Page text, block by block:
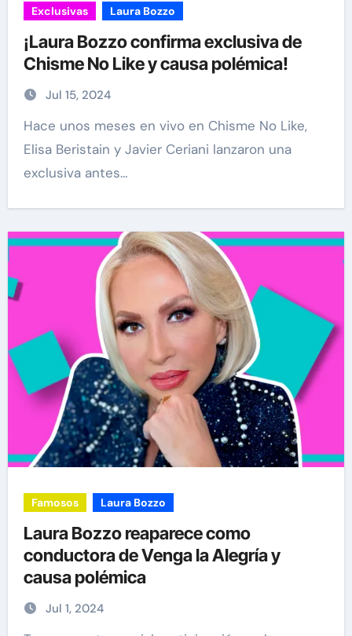
Exclusivas Laura Bozzo
¡Laura Bozzo confirma exclusiva de
Chisme No Like y causa polémica!
Jul 15, 2024
Hace unos meses en vivo en Chisme No Like,
Elisa Beristain y Javier Ceriani lanzaron una
exclusiva antes…
Famosos Laura Bozzo
Laura Bozzo reaparece como
conductora de Venga la Alegría y
causa polémica
Jul 1, 2024